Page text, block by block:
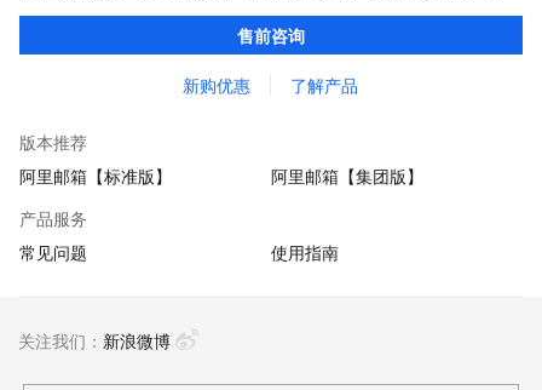
7*24h售后等功能服务，助力千万企业增加客户信任度及发展。
售前咨询
新购优惠 了解产品
版本推荐
阿里邮箱【标准版】
阿里邮箱【集团版】
产品服务
常见问题
使用指南
关注我们： 新浪微博